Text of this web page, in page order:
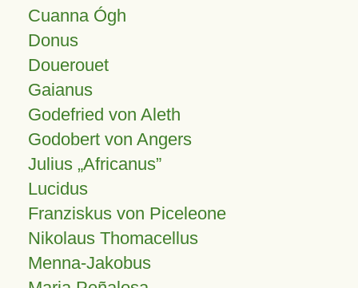
Cuanna Ógh
Donus
Douerouet
Gaianus
Godefried von Aleth
Godobert von Angers
Julius Africanus
Lucidus
Franziskus von Piceleone
Nikolaus Thomacellus
Menna-Jakobus